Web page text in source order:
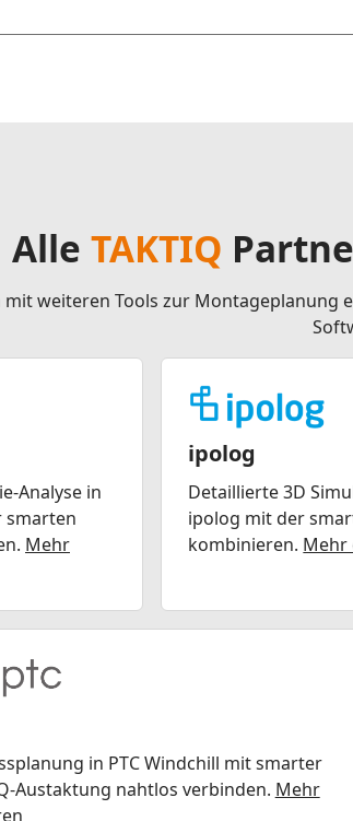
Alle TAKTIQ
mit weiteren Tools zur
Analyse in
smarten
Mehr
ipolog
Detaillierte 3D
ipolog mit der
kombinieren. Mehr
in PTC Windchill mit smarter
Austaktung nahtlos verbinden. Mehr